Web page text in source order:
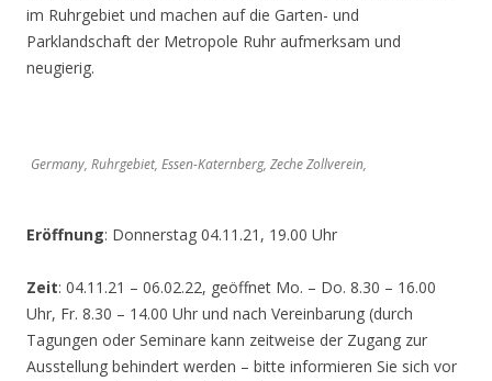
im Ruhrgebiet und machen auf die Garten- und
Parklandschaft der Metropole Ruhr aufmerksam und
neugierig.
Germany, Ruhrgebiet, Essen-Katernberg, Zeche Zollverein,
Eröffnung: Donnerstag 04.11.21, 19.00 Uhr
Zeit: 04.11.21 – 06.02.22, geöffnet Mo. – Do. 8.30 – 16.00
Uhr, Fr. 8.30 – 14.00 Uhr und nach Vereinbarung (durch
Tagungen oder Seminare kann zeitweise der Zugang zur
Ausstellung behindert werden – bitte informieren Sie sich vor